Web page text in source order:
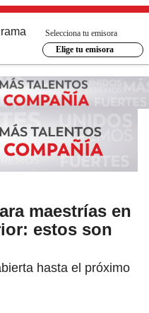
Selecciona tu emisora
Elige tu emisora
maestrías en
estos son
hasta el próximo